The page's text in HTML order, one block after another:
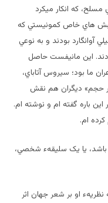
که انکار ميکرد
هاي خاص کمونيستي که
آوانگارد بودند و به نوعي
اين مانيفست حاصل
ما بود؛ سيروس آتاباي،
حجم» ديگران هم نقش
باره گفته ام و نوشته ام.
ام.
يا يک سليقهء شخصي،
او بر شعر جهان اثر